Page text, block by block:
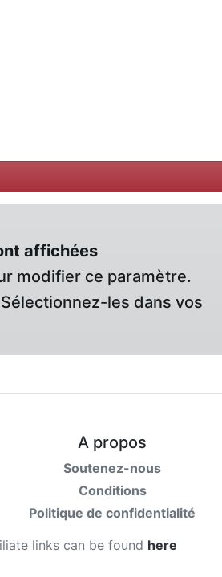
affichées
modifier ce paramètre.
les dans vos
A propos
Soutenez-nous
Conditions
Politique de confidentialité
links can be found here